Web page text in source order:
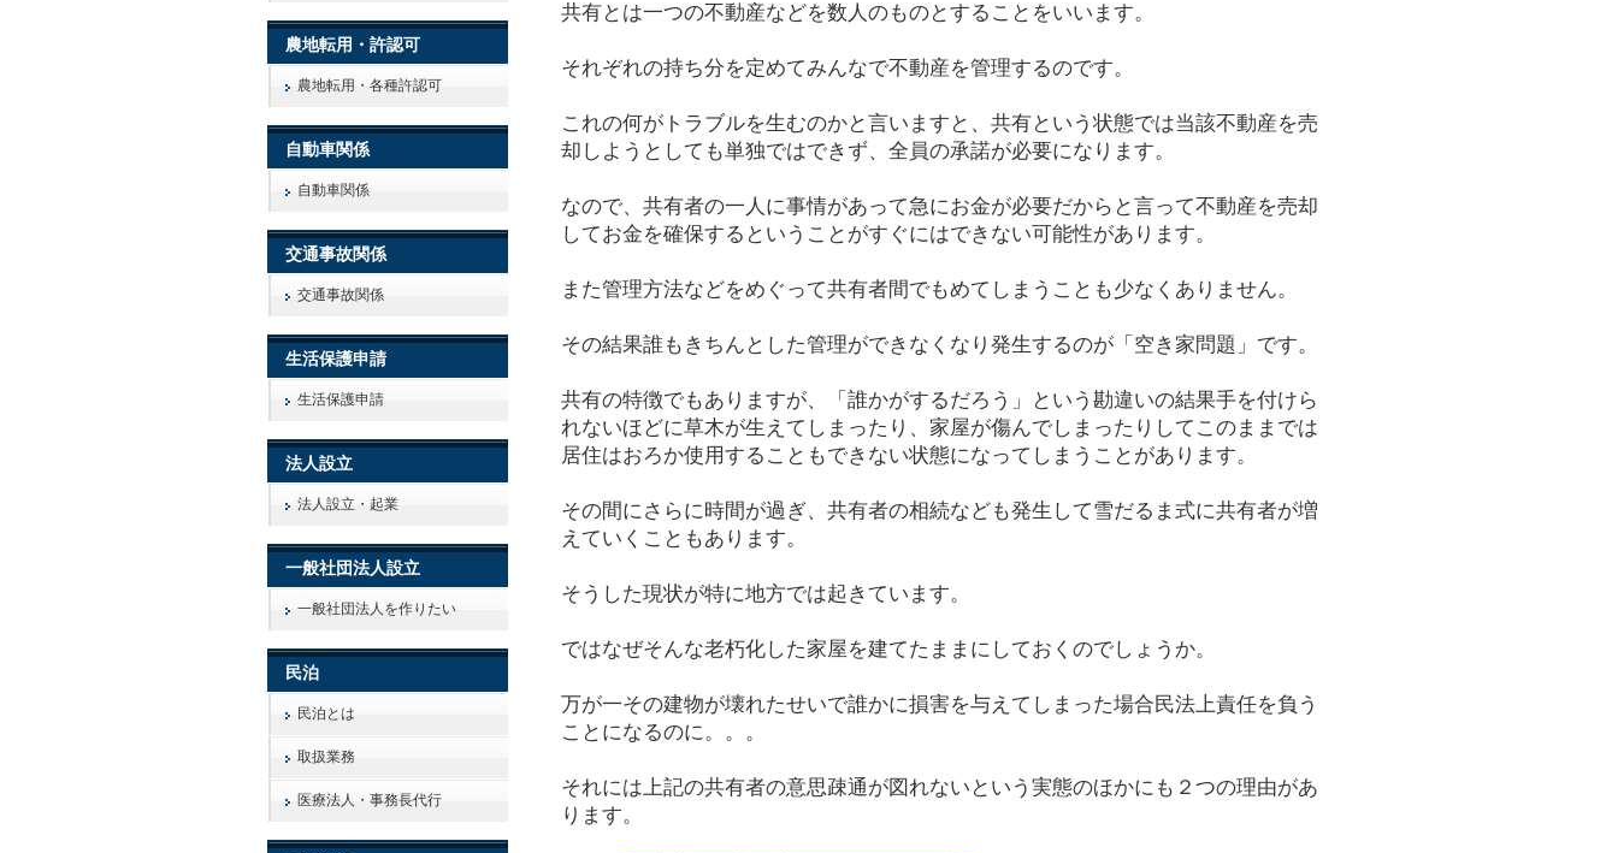
共有とは一つの不動産などを数人のものとすることをいいます。
それぞれの持ち分を定めてみんなで不動産を管理するのです。
これの何がトラブルを生むのかと言いますと、共有という状態では当該不動産を売
却しようとしても単独ではできず、全員の承諾が必要になります。
なので、共有者の一人に事情があって急にお金が必要だからと言って不動産を売却
してお金を確保するということがすぐにはできない可能性があります。
また管理方法などをめぐって共有者間でもめてしまうことも少なくありません。
その結果誰もきちんとした管理ができなくなり発生するのが「空き家問題」です。
共有の特徴でもありますが、「誰かがするだろう」という勘違いの結果手を付けら
れないほどに草木が生えてしまったり、家屋が傷んでしまったりしてこのままでは
居住はおろか使用することもできない状態になってしまうことがあります。
その間にさらに時間が過ぎ、共有者の相続なども発生して雪だるま式に共有者が増
えていくこともあります。
そうした現状が特に地方では起きています。
ではなぜそんな老朽化した家屋を建てたままにしておくのでしょうか。
万が一その建物が壊れたせいで誰かに損害を与えてしまった場合民法上責任を負う
ことになるのに。。。
それには上記の共有者の意思疎通が図れないという実態のほかにも２つの理由があ
ります。
農地転用・許認可
農地転用・各種許認可
自動車関係
自動車関係
交通事故関係
交通事故関係
生活保護申請
生活保護申請
法人設立
法人設立・起業
一般社団法人設立
一般社団法人を作りたい
民泊
民泊とは
取扱業務
医療法人・事務長代行